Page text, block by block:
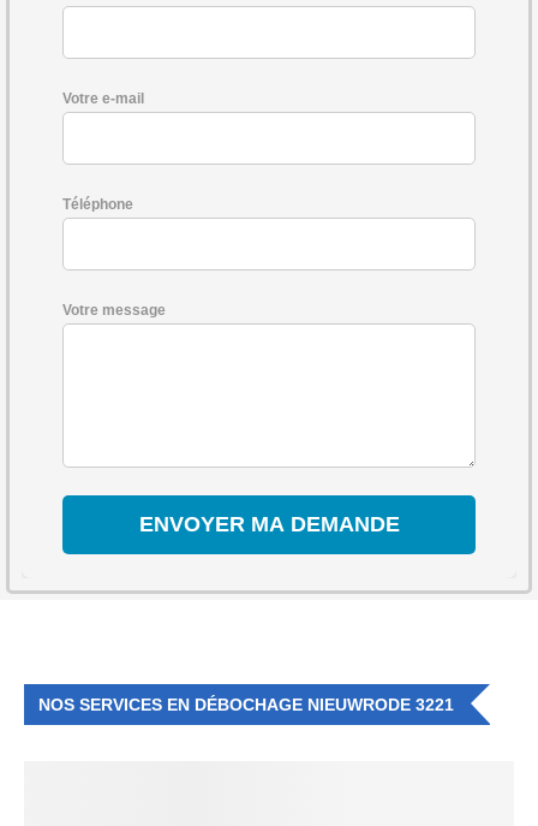
Votre e-mail
Téléphone
Votre message
NOS SERVICES EN DÉBOCHAGE NIEUWRODE 3221